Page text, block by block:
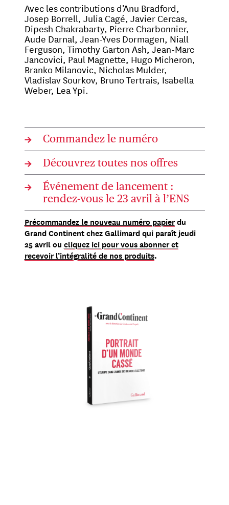
Avec les contributions d’Anu Bradford,
Josep Borrell, Julia Cagé, Javier Cercas,
Dipesh Chakrabarty, Pierre Charbonnier,
Aude Darnal, Jean-Yves Dormagen, Niall
Ferguson, Timothy Garton Ash, Jean-Marc
Jancovici, Paul Magnette, Hugo Micheron,
Branko Milanovic, Nicholas Mulder,
Vladislav Sourkov, Bruno Tertrais, Isabella
Weber, Lea Ypi.
→ Commandez le numéro
→ Découvrez toutes nos offres
→
Événement de lancement :
rendez-vous le 23 avril à l’ENS
Précommandez le nouveau numéro papierdu
Grand Continent chez Gallimard qui paraît jeudi
25 avril ou cliquez ici pour vous abonner et
recevoir l’intégralité de nos produits.